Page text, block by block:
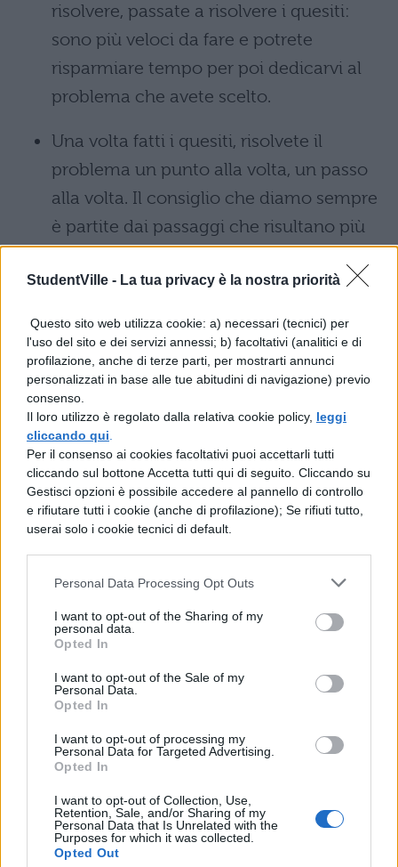
StudentVille - La tua privacy è la nostra priorità
Questo sito web utilizza cookie: a) necessari (tecnici) per
l'uso del sito e dei servizi annessi; b) facoltativi (analitici e di
profilazione, anche di terze parti, per mostrarti annunci
personalizzati in base alle tue abitudini di navigazione) previo
consenso.
Il loro utilizzo è regolato dalla relativa cookie policy, leggi
cliccando qui
Per il consenso ai cookies facoltativi puoi accettarli tutti
cliccando sul bottone Accetta tutti qui di seguito. Cliccando su
Gestisci opzioni è possibile accedere al pannello di controllo
e rifiutare tutti i cookie (anche di profilazione); Se rifiuti tutto,
userai solo i cookie tecnici di default.
Personal Data Processing Opt Outs
I want to opt-out of the Sharing of my
personal data.
Opted In
I want to opt-out of the Sale of my
Personal Data.
Opted In
I want to opt-out of processing my
Personal Data for Targeted Advertising.
Opted In
I want to opt-out of Collection, Use,
Retention, Sale, and/or Sharing of my
Personal Data that Is Unrelated with the
Purposes for which it was collected.
Opted Out
risolvere, passate a risolvere i quesiti:
sono più veloci da fare e potrete
risparmiare tempo per poi dedicarvi al
problema che avete scelto.
Una volta fatti i quesiti, risolvete il
problema un punto alla volta, un passo
alla volta. Il consiglio che diamo sempre
è partite dai passaggi che risultano più
rispondere, ragionateci su e scrivete
Raccomandiamo di ricontrollare sempre
tutti i procedimenti e i calcoli, in quanto
un solo errore può compromettere tutto
il resto del problema. Vi ricordiamo di
usare la calcolatrice e di fare il problema
in brutta copia prima di passare la
traccia in bella, così potrete
scarabocchiare il foglio quanto volete!
Ricopiare serve sempre: permetterà di
ricontrollare procedimenti, passaggi e
calcoli!
Attenzione: risolvere bene la maggior parte
dei punti del problema è importante poiché
la prima parte della prova vale metà del
punteggio, che viene assegnato
considerando 4 parametri:
si valuta il livello di comprensione: